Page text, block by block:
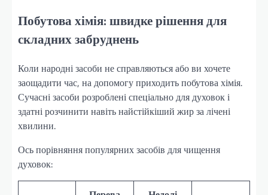
Побутова хімія: швидке рішення для
складних забруднень
Коли народні засоби не справляються або ви хочете
заощадити час, на допомогу приходить побутова хімія.
Сучасні засоби розроблені спеціально для духовок і
здатні розчинити навіть найстійкіший жир за лічені
хвилини.
Ось порівняння популярних засобів для чищення
духовок: